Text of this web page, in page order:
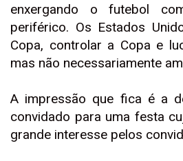
enxergando o futebol
periférico. Os Estados
Copa, controlar a Copa e
mas não necessariamente
A impressão que fica é a
convidado para uma festa
grande interesse pelos